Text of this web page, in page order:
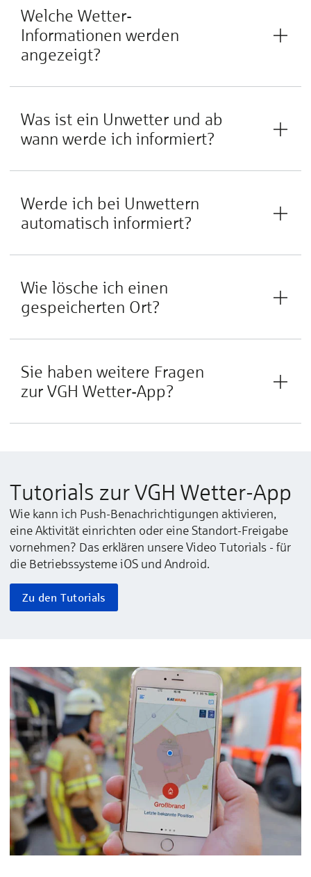
Welche Wetter-
Informationen werden
angezeigt?
Was ist ein Un­wet­ter und ab
wann wer­de ich in­for­miert?
Wer­de ich bei Un­wet­tern
au­to­ma­tisch in­for­miert?
Wie lösche ich einen
gespeicherten Ort?
Sie ha­ben wei­te­re Fra­gen
zur VGH ­Wetter-App?
Tutorials zur VGH Wetter-App
Wie kann ich Push-Benachrichtigungen aktivieren,
eine Aktivität einrichten oder eine Standort-Freigabe
vornehmen? Das erklären unsere Video Tutorials - für
die Betriebssysteme iOS und Android.
Zu den Tutorials